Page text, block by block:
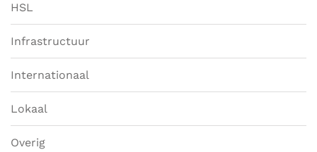
HSL
Infrastructuur
Internationaal
Lokaal
Overig